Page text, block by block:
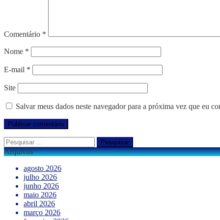
Comentário *
Nome *
E-mail *
Site
Salvar meus dados neste navegador para a próxima vez que eu
Pesquisar
por:
Arquivos
agosto 2026
julho 2026
junho 2026
maio 2026
abril 2026
março 2026